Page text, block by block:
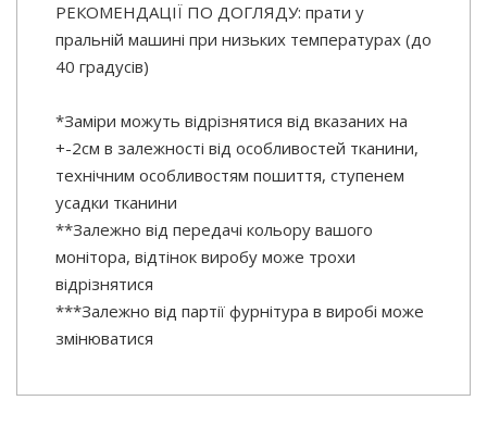
РЕКОМЕНДАЦІЇ ПО ДОГЛЯДУ: прати у
пральній машині при низьких температурах (до
40 градусів)
*Заміри можуть відрізнятися від вказаних на
+-2см в залежності від особливостей тканини,
технічним особливостям пошиття, ступенем
усадки тканини
**Залежно від передачі кольору вашого
монітора, відтінок виробу може трохи
відрізнятися
***Залежно від партії фурнітура в виробі може
змінюватися